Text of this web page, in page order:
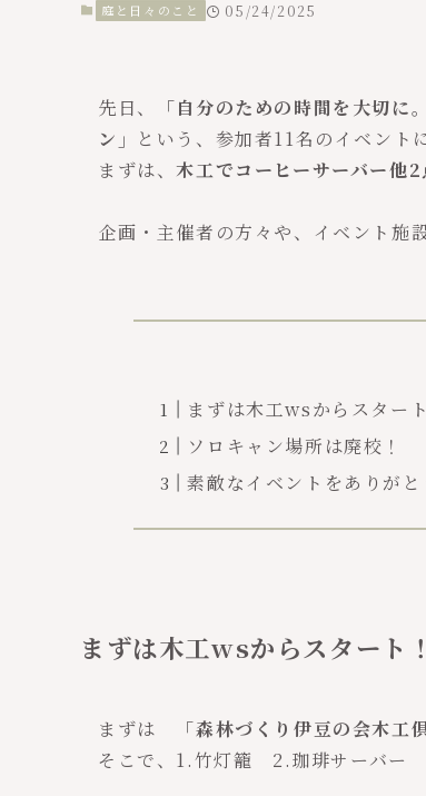
庭と日々のこと 05/24/2025
先日、 「自分のための時間を大切に。
ン」
という、参加者11名のイベント
まずは、木工でコーヒーサーバー
企画・主催者の方々や、イベント施
まずは木工wsからスタート
ソロキャン場所は廃校！
素敵なイベントをありがと
まずは木工wsからスタート！
まずは 「森林づくり伊豆の会木工
そこで、1.竹灯籠 2.珈琲サーバー